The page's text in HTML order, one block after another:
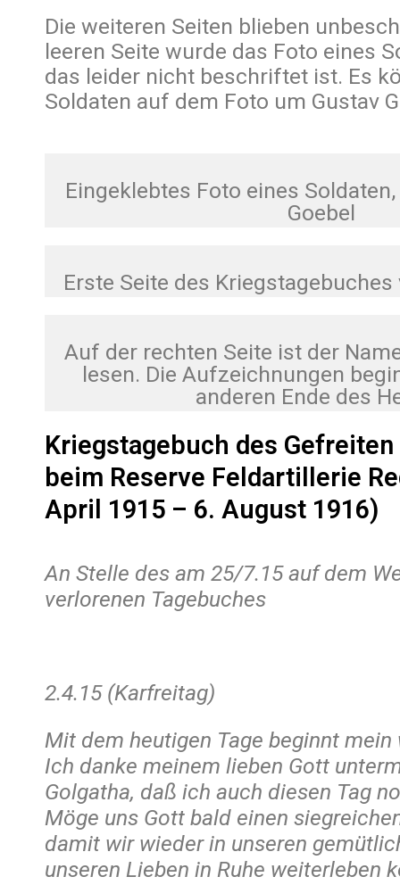
Die weiteren Seiten blieben
leeren Seite wurde das Foto eines
das leider nicht beschriftet ist. Es
Soldaten auf dem Foto um Gustav
Eingeklebtes Foto eines
Goebel
Erste Seite des Kriegstagebuches
Auf der rechten Seite ist der
lesen. Die Aufzeichnungen
anderen Ende des
Kriegstagebuch des Gefreiten
beim Reserve Feldartillerie
April 1915 – 6. August 1916)
An Stelle des am 25/7.15 auf dem
verlorenen Tagebuches
2.4.15 (Karfreitag)
Mit dem heutigen Tage beginnt mein
Ich danke meinem lieben Gott
Golgatha, daß ich auch diesen Tag
Möge uns Gott bald einen
damit wir wieder in unseren
unseren Lieben in Ruhe weiterleben